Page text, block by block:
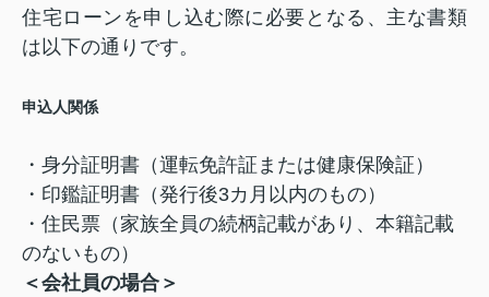
住宅ローンを申し込む際に必要となる、主な書類
は以下の通りです。
申込人関係
・身分証明書（運転免許証または健康保険証）
・印鑑証明書（発行後3カ月以内のもの）
・住民票（家族全員の続柄記載があり、本籍記載
のないもの）
＜会社員の場合＞